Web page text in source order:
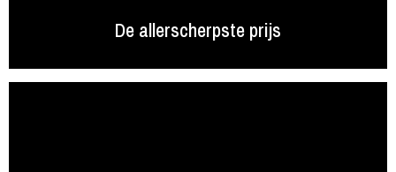
De allerscherpste prijs